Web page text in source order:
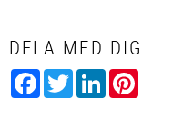
DELA MED DIG
Facebook
TwitterLinkedIn